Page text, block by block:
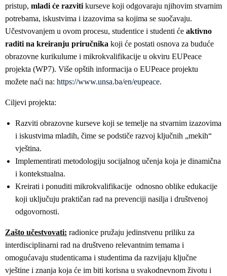
pristup, mladi će razviti kurseve koji odgovaraju njihovim stvarnim
potrebama, iskustvima i izazovima sa kojima se suočavaju.
Učestvovanjem u ovom procesu, studentice i studenti će aktivno
raditi na kreiranju priručnika koji će postati osnova za buduće
obrazovne kurikulume i mikrokvalifikacije u okviru EUPeace
projekta (WP7). Više opštih informacija o EUPeace projektu
možete naći na: https://www.unsa.ba/en/eupeace.
Ciljevi projekta:
Razviti obrazovne kurseve koji se temelje na stvarnim izazovima
i iskustvima mladih, čime se podstiče razvoj ključnih „mekih“
vještina.
Implementirati metodologiju socijalnog učenja koja je dinamična
i kontekstualna.
Kreirati i ponuditi mikrokvalifikacije odnosno oblike edukacije
koji uključuju praktičan rad na prevenciji nasilja i društvenoj
odgovornosti.
Zašto učestvovati: radionice pružaju jedinstvenu priliku za
interdisciplinarni rad na društveno relevantnim temama i
omogućavaju studenticama i studentima da razvijaju ključne
vještine i znanja koja će im biti korisna u svakodnevnom životu i